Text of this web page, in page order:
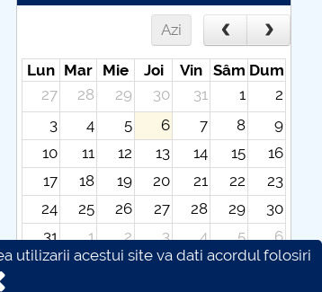
Azi
Lun Mar Mie Joi Vin Sâm Dum
27
28 29 30 31 1
2
3
4 5 6 7 8
9
10
11 12 13 14 15
16
17
18 19 20 21 22
23
24
25 26 27 28 29
30
31
1 2 3 4 5
6
utilizarii acestui site va dati acordul folosiri